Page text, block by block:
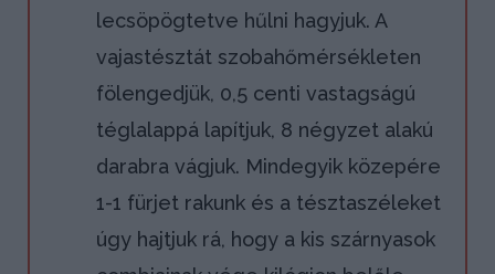
lecsöpögtetve hűlni hagyjuk. A
vajastésztát szobahőmérsékleten
fölengedjük, 0,5 centi vastagságú
téglalappá lapítjuk, 8 négyzet alakú
darabra vágjuk. Mindegyik közepére
1-1 fürjet rakunk és a tésztaszéleket
úgy hajtjuk rá, hogy a kis szárnyasok